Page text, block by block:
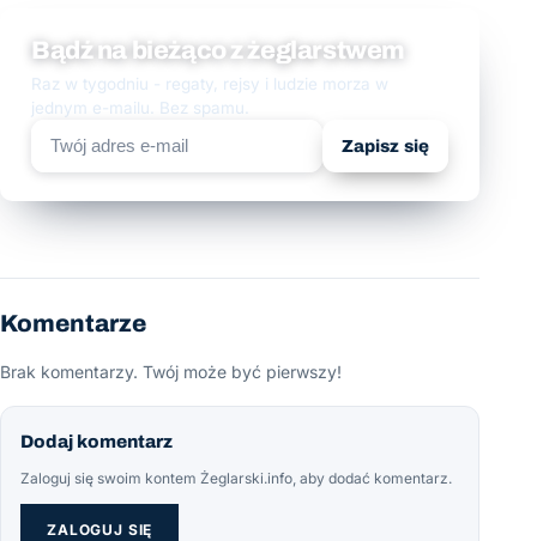
Bądź na bieżąco z żeglarstwem
Raz w tygodniu - regaty, rejsy i ludzie morza w
jednym e-mailu. Bez spamu.
Zapisz się
Komentarze
Brak komentarzy. Twój może być pierwszy!
Dodaj komentarz
Zaloguj się swoim kontem Żeglarski.info, aby dodać komentarz.
ZALOGUJ SIĘ